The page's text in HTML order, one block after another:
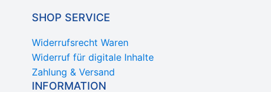
SHOP SERVICE
Widerrufsrecht Waren
Widerruf für digitale Inhalte
Zahlung & Versand
INFORMATION